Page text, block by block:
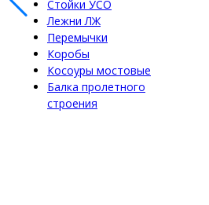
Стойки УСО
Лежни ЛЖ
Перемычки
Коробы
Косоуры мостовые
Балка пролетного
строения